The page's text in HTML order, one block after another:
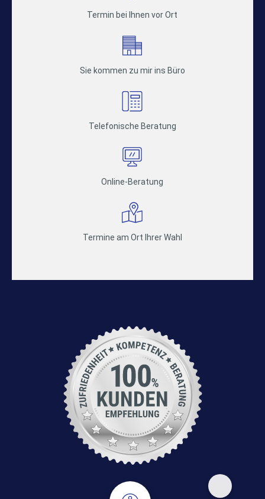
Termin bei Ihnen vor Ort
Sie kommen zu mir ins Büro
Telefonische Beratung
Online-Beratung
Termine am Ort Ihrer Wahl